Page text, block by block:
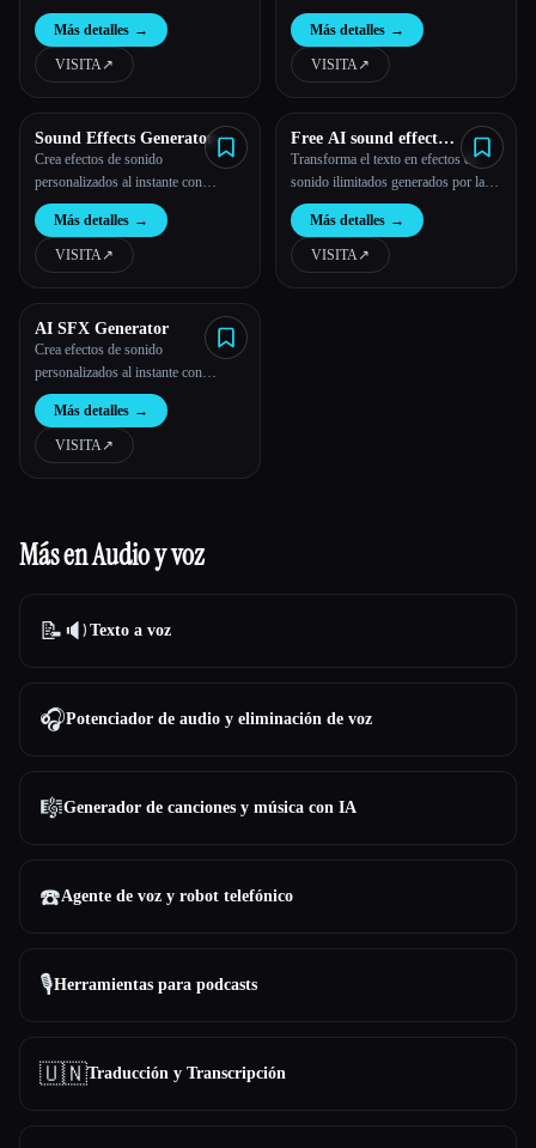
línea
Más detalles →
VISITA↗︎
nuestra innovadora tecnología de
inteligencia artificial.
Más detalles →
VISITA↗︎
Sound Effects Generator
Crea efectos de sonido
personalizados al instante con
nuestra innovadora tecnología de
inteligencia artificial.
Más detalles →
VISITA↗︎
Free AI sound effect
generator
Transforma el texto en efectos de
sonido ilimitados generados por la
IA al instante.
Más detalles →
VISITA↗︎
AI SFX Generator
Crea efectos de sonido
personalizados al instante con
nuestra innovadora tecnología de
inteligencia artificial.
Más detalles →
VISITA↗︎
Más en Audio y voz
📝🔉 Texto a voz
🎧Potenciador de audio y eliminación de voz
🎼Generador de canciones y música con IA
☎️Agente de voz y robot telefónico
🎙️Herramientas para podcasts
🇺🇳Traducción y Transcripción